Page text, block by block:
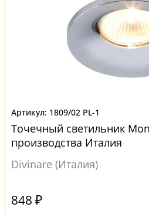
1809/02 PL-1
Точечный светильник
производства Италия
Divinare (Италия)
848 ₽